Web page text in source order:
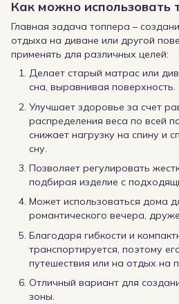
Как можно использовать
Главная задача топпера –
отдыха на диване или другой
применять для различных целей:
Делает старый матрас или
сна, выравнивая поверхность.
Улучшает здоровье за счет
распределения веса по всей
снижает нагрузку на спину и
сну.
Позволяет регулировать
подбирая изделие с
Может использоваться дома
романтического вечера,
Благодаря гибкости и
транспортируется, поэтому
путешествия или на отдых на
Отличный вариант для
зоны.